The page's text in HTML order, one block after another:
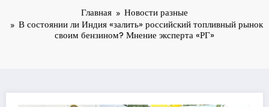
Главная
Новости разные
В состоянии ли Индия «залить» российский топливный рынок
своим бензином? Мнение эксперта «РГ»